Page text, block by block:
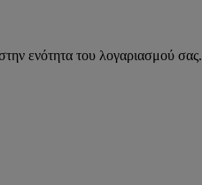
ενότητα του λογαριασμού σας.